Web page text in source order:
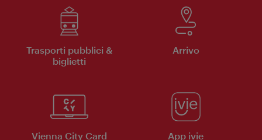
Trasporti pubblici &
biglietti
Arrivo
Vienna City Card App ivie